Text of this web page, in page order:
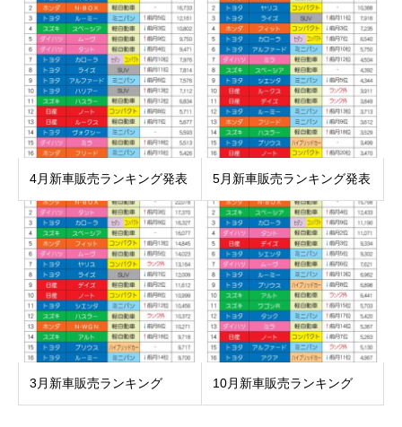
4月新車販売ランキング発表 5月新車販売ランキング発表
3月新車販売ランキング 10月新車販売ランキング